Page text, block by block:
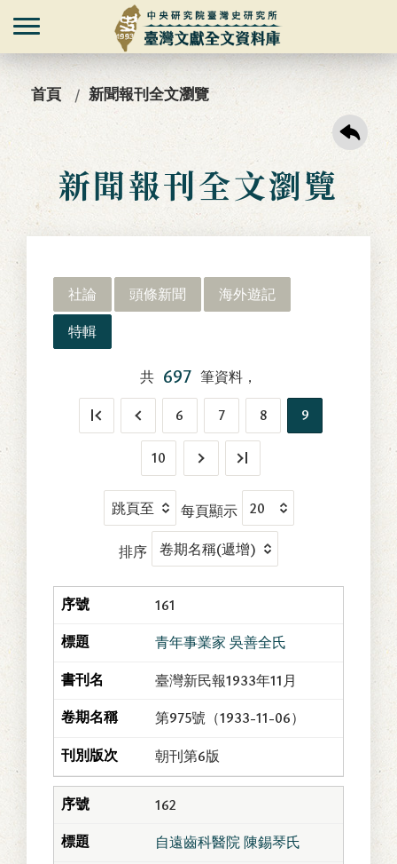
首頁 新聞報刊全文瀏覽
新聞報刊全文瀏覽
社論 頭條新聞
海外遊記
特輯
共 697 筆資料，
6
7 8 9
10
每頁顯示
排序
161
青年事業家 吳善全氏
臺灣新民報1933年11月
第975號（1933-11-06）
朝刊第6版
162
自遠齒科醫院 陳錫琴氏